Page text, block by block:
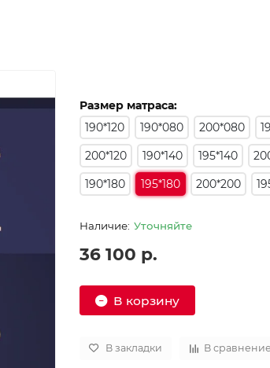
Размер матраса:
190*120
190*080 200*080
200*120
190*140 195*140
190*180
195*180 200*200
Уточняйте
36 100 р.
В корзину
В закладки В сравнение